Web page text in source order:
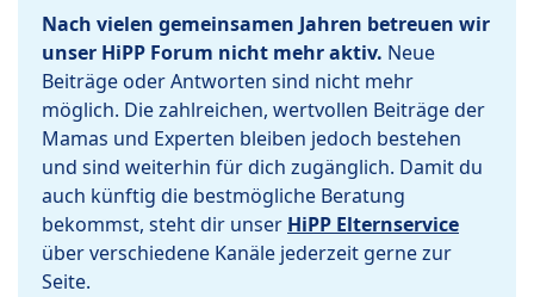
Nach vielen gemeinsamen Jahren betreuen wir
unser HiPP Forum nicht mehr aktiv. Neue
Beiträge oder Antworten sind nicht mehr
möglich. Die zahlreichen, wertvollen Beiträge der
Mamas und Experten bleiben jedoch bestehen
und sind weiterhin für dich zugänglich. Damit du
auch künftig die bestmögliche Beratung
bekommst, steht dir unser HiPP Elternservice
über verschiedene Kanäle jederzeit gerne zur
Seite.